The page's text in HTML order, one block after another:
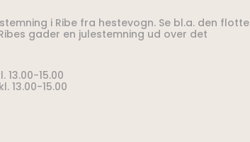
i Ribe fra hestevogn. Se bl.a. den flotte
gader en julestemning ud over det
13.00-15.00
13.00-15.00